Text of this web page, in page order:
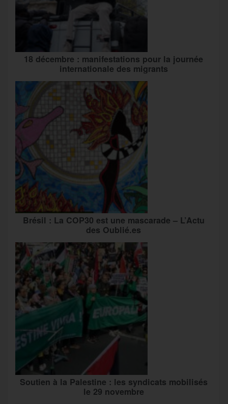
18 décembre : manifestations pour la journée
internationale des migrants
Brésil : La COP30 est une mascarade – L’Actu
des Oublié.es
Soutien à la Palestine : les syndicats mobilisés
le 29 novembre